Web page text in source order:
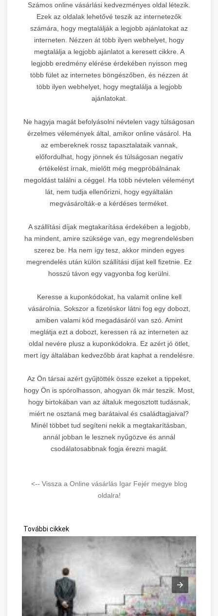
Számos online vásárlási kedvezményes oldal létezik.
Ezek az oldalak lehetővé teszik az internetezők
számára, hogy megtalálják a legjobb ajánlatokat az
interneten. Nézzen át több ilyen webhelyet, hogy
megtalálja a legjobb ajánlatot a keresett cikkre. A
legjobb eredmény elérése érdekében nyisson meg
több fület az internetes böngészőben, és nézzen át
több ilyen webhelyet, hogy megtalálja a legjobb
ajánlatokat.
Ne hagyja magát befolyásolni névtelen vagy túlságosan
érzelmes vélemények által, amikor online vásárol. Ha
az embereknek rossz tapasztalataik vannak,
előfordulhat, hogy jönnek és túlságosan negatív
értékelést írnak, mielőtt még megpróbálnának
megoldást találni a céggel. Ha több névtelen véleményt
lát, nem tudja ellenőrizni, hogy egyáltalán
megvásárolták-e a kérdéses terméket.
A szállítási díjak megtakarítása érdekében a legjobb,
ha mindent, amire szüksége van, egy megrendelésben
szerez be. Ha nem így tesz, akkor minden egyes
megrendelés után külön szállítási díjat kell fizetnie. Ez
hosszú távon egy vagyonba fog kerülni.
Keresse a kuponkódokat, ha valamit online kell
vásárolnia. Sokszor a fizetéskor látni fog egy dobozt,
amiben valami kód megadásáról van szó. Amint
meglátja ezt a dobozt, keressen rá az interneten az
oldal nevére plusz a kuponkódokra. Ez azért jó ötlet,
mert így általában kedvezőbb árat kaphat a rendelésre.
Az Ön társai azért gyűjtötték össze ezeket a tippeket,
hogy Ön is spórolhasson, ahogyan ők már teszik. Most,
hogy birtokában van az általuk megosztott tudásnak,
miért ne osztaná meg barátaival és családtagjaival?
Minél többet tud segíteni nekik a megtakarításban,
annál jobban le lesznek nyűgözve és annál
csodálatosabbnak fogja érezni magát.
<-- Vissza a Online vásárlás Igar Fejér megye blog
oldalra!
További cikkek